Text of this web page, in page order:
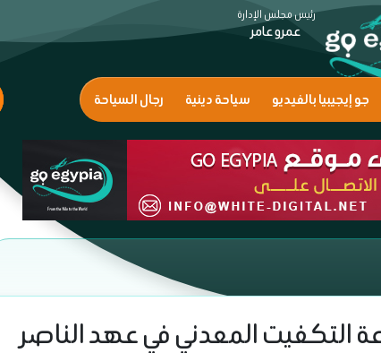
رئيس مجلس الإدارة
عمرو عامر
جو إيجيبيا بالفيديو سياحة دينية رجال السياحة
التكفيت المعدني في عهد الناصر